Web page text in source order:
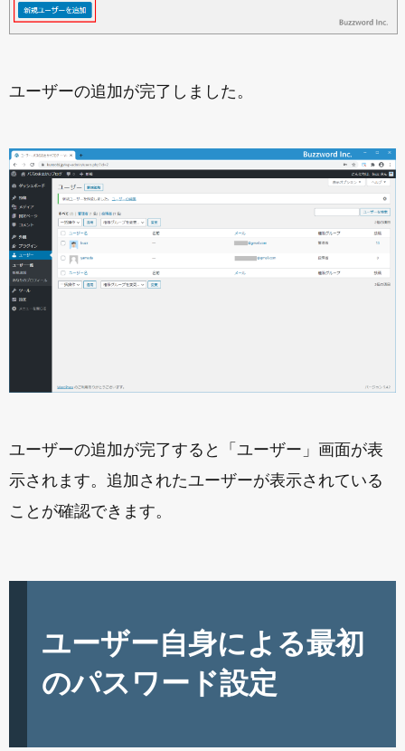
ユーザーの追加が完了しました。
ユーザーの追加が完了すると「ユーザー」画面が表
示されます。追加されたユーザーが表示されている
ことが確認できます。
ユーザー自身による最初
のパスワード設定